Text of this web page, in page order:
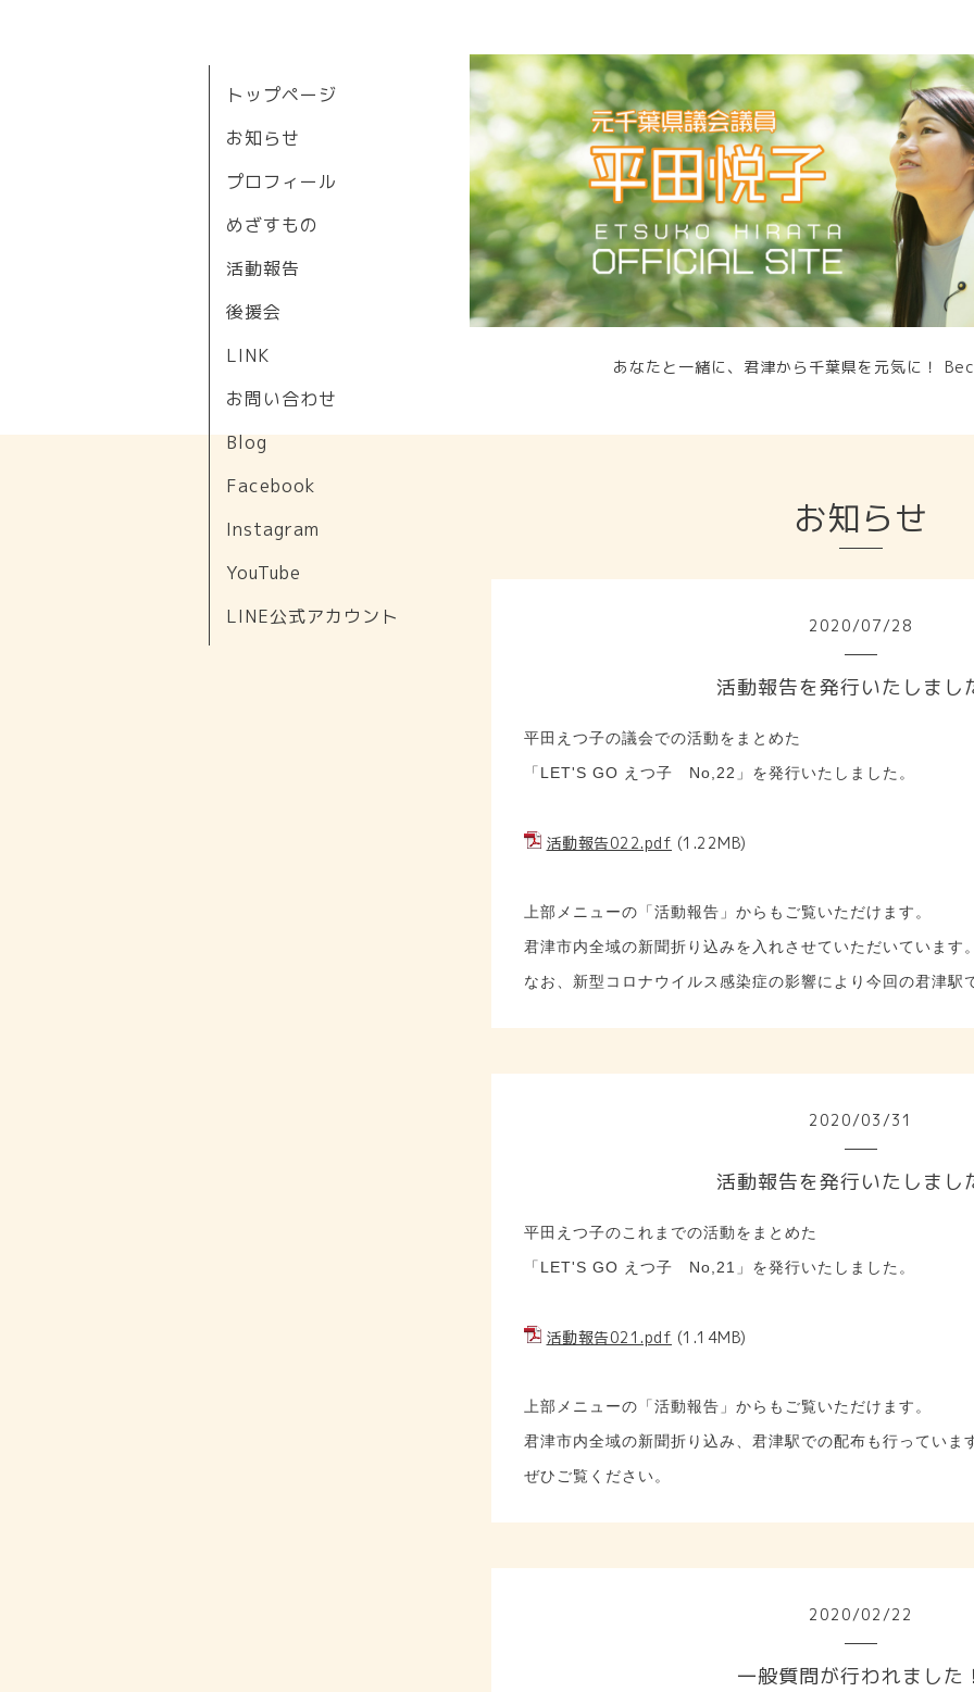
あなたと一緒に、君津から千葉県を元気に！
トップページ
お知らせ
プロフィール
めざすもの
活動報告
後援会
LINK
お問い合わせ
Blog
Facebook
Instagram
YouTube
LINE公式アカウント
お知らせ
2020/07/28
活動報告を発行いたしまし
平田えつ子の議会での活動をまとめた
「LET'S GO えつ子 No,22」を発行いたしました。
活動報告022.pdf (1.22MB)
上部メニューの「活動報告」からもご覧いただけます。
君津市内全域の新聞折り込みを入れさせていただいています
なお、新型コロナウイルス感染症の影響により今回の君津駅
2020/03 /31
活動報告を発行いたしまし
平田えつ子のこれまでの活動をまとめた
「LET'S GO えつ子 No,21」を発行いたしました。
活動報告021.pdf (1.14MB)
上部メニューの「活動報告」からもご覧いただけます。
君津市内全域の新聞折り込み、君津駅での配布も行っていま
ぜひご覧ください。
2020/02 /22
一般質問が行われました